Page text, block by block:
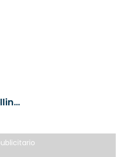
Nueva era, nuevas oportunidades: Hablamos con Marco Giordano (Wellington) sobre renta fija